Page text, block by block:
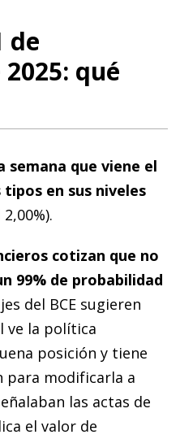
de
qué
semana que viene el
en sus niveles
cotizan que no
99% de probabilidad
del BCE sugieren
ve la política
posición y tiene
para modificarla a
las actas de
el valor de